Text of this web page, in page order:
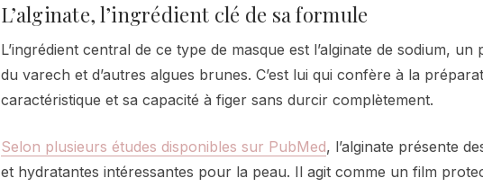
L’alginate, l’ingrédient clé de sa formule
L’ingrédient central de ce type de masque est l’alginate de sodium,
du varech et d’autres algues brunes. C’est lui qui confère à la
caractéristique et sa capacité à figer sans durcir complètement.
Selon plusieurs études disponibles sur PubMed, l’alginate présente
et hydratantes intéressantes pour la peau. Il agit comme un film